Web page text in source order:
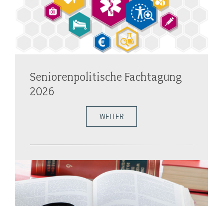
Seniorenpolitische Fachtagung
2026
WEITER